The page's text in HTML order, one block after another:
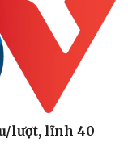
lượt, lĩnh 40